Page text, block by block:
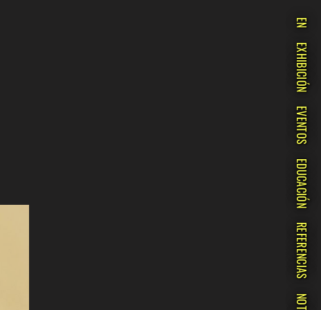
EN
EXHIBICIÓN
EVENTOS
EDUCACIÓN
REFERENCIAS